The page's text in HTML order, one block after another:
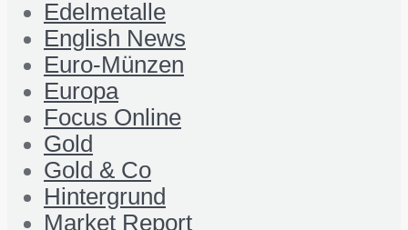
Edelmetalle
English News
Euro-Münzen
Europa
Focus Online
Gold
Gold & Co
Hintergrund
Market Report